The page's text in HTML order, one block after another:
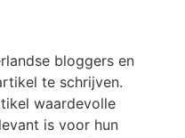
bloggers en
te schrijven.
waardevolle
is voor hun